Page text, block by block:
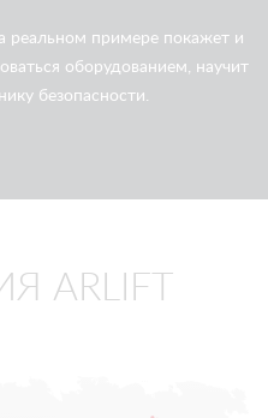
реальном примере покажет и
оборудованием, научит
безопасности.
ARLIFT